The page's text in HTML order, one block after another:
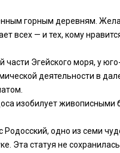
горным деревням.
всех — и тех, кому
Эгейского моря, у
деятельности в
изобилует живописными
одно из семи
Эта статуя не